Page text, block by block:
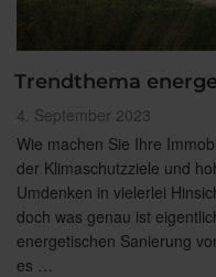
Trendthema
Veröffentlicht
am
4. September 2023
Wie machen Sie Ihre
der Klimaschutzziele und
Umdenken in vielerlei
doch was genau ist
energetischen Sanierung
es …